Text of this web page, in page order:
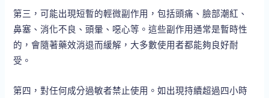
第三，可能出現短暫的輕微副作用，包括頭痛、臉部潮紅、
鼻塞、消化不良、頭暈、噁心等。這些副作用通常是暫時性
的，會隨著藥效消退而緩解，大多數使用者都能夠良好耐
受。
第四，對任何成分過敏者禁止使用。如出現持續超過四小時